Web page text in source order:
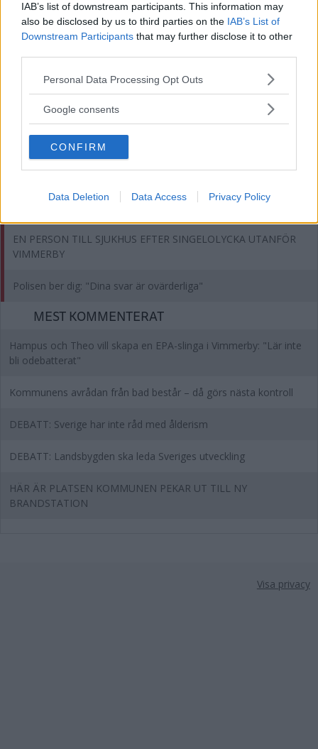
IAB’s list of downstream participants. This information may
also be disclosed by us to third parties on the IAB’s List of
Downstream Participants that may further disclose it to other
Please note that this website/app uses one or more Google
not limited to your visit or usage behaviour. You may click to
use your data for below specified purposes in below Google
consent section.
Personal Data Processing Opt Outs
Google consents
CONFIRM
Data Deletion Data Access Privacy Policy
Hade anabola steroider i köksskåpet – man från Vimmerby
åtalas
MEST LÄST
Lugnande besked efter dagens olycka i Rally-SM
ÄLDRE MAN DÖD EFTER HÄNDELSE PÅ RALLY-SM – POLISEN
SÖKER VITTNEN
Polisen om avlidne personen: ”Fått in uppgifter”
EN PERSON TILL SJUKHUS EFTER SINGELOLYCKA UTANFÖR
VIMMERBY
Polisen ber dig: "Dina svar är ovärderliga"
MEST KOMMENTERAT
Hampus och Theo vill skapa en EPA-slinga i Vimmerby: "Lär inte
bli odebatterat"
Kommunens avrådan från bad består – då görs nästa kontroll
DEBATT: Sverige har inte råd med ålderism
DEBATT: Landsbygden ska leda Sveriges utveckling
HÄR ÄR PLATSEN KOMMUNEN PEKAR UT TILL NY
BRANDSTATION
Visa privacy